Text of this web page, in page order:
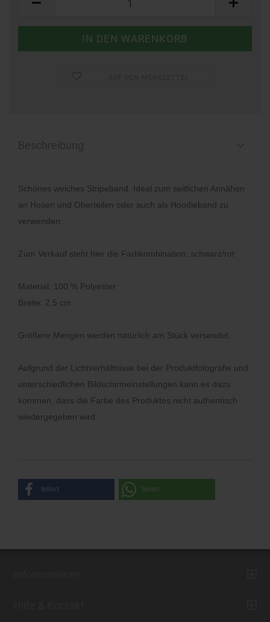
Schönes weiches Stripeband. Ideal zum seitlichen Annähen
an Hosen und Oberteilen oder auch als Hoodieband zu
verwenden.
Zum Verkauf steht hier die Farbkombination: schwarz/rot
Material: 100 % Polyester
Breite: 2,5 cm
Größere Mengen werden natürlich am Stück versendet.
Aufgrund der Lichtverhältnisse bei der Produktfotografie und
unterschiedlichen Bildschirmeinstellungen kann es dazu
kommen, dass die Farbe des Produktes nicht authentisch
wiedergegeben wird.
teilen teilen